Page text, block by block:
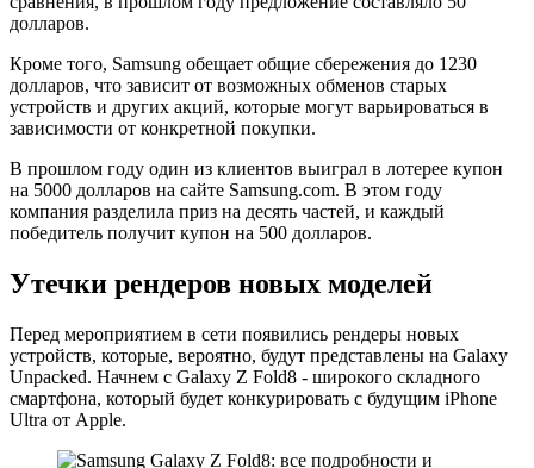
долларов.
Кроме того, Samsung обещает общие сбережения до 1230
долларов, что зависит от возможных обменов старых
устройств и других акций, которые могут варьироваться в
зависимости от конкретной покупки.
В прошлом году один из клиентов выиграл в лотерее купон
на 5000 долларов на сайте Samsung.com. В этом году
компания разделила приз на десять частей, и каждый
победитель получит купон на 500 долларов.
Утечки рендеров новых моделей
Перед мероприятием в сети появились рендеры новых
устройств, которые, вероятно, будут представлены на Galaxy
Unpacked. Начнем с Galaxy Z Fold8 - широкого складного
смартфона, который будет конкурировать с будущим iPhone
Ultra от Apple.